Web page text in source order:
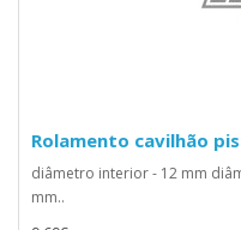
Rolamento cavilhão
diâmetro interior - 12 mm
mm..